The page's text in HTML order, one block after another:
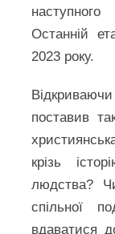
Останній
2023 року.
поставив
крізь
людства?
спільної
вдаватися